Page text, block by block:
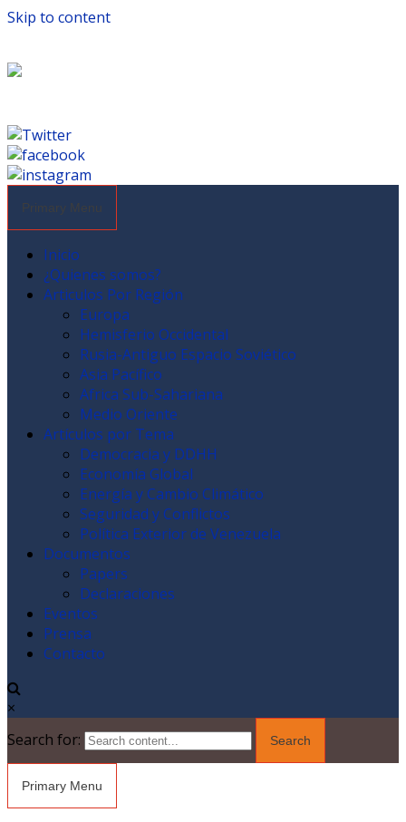
Skip to content
Primary Menu
Inicio
¿Quienes somos?
Articulos Por Región
Europa
Hemisferio Occidental
Rusia-Antiguo Espacio Soviético
Asia Pacífico
Africa Sub-Sahariana
Medio Oriente
Artículos por Tema
Democracia y DDHH
Economía Global
Energía y Cambio Climático
Seguridad y Conflictos
Política Exterior de Venezuela
Documentos
Papers
Declaraciones
Eventos
Prensa
Contacto
×
Search for:
Primary Menu